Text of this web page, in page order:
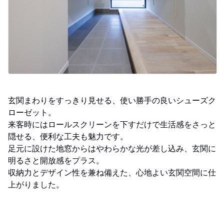
玄関まわりをすっきり見せる、使い勝手の良いシューズク
ローゼット。
来客時にはロールスクリーンを下すだけで生活感をさっと
隠せる、便利な工夫も魅力です。
足元に設けた地窓からはやわらかな光が差し込み、玄関に
明るさと開放感をプラス。
収納力とデザイン性を兼ね備えた、心地よい玄関空間に仕
上がりました。